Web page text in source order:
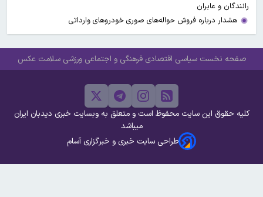
رانندگان و عابران
هشدار درباره فروش حواله‌های صوری خودروهای وارداتی
صفحه نخست سیاسی اقتصادی فرهنگی و اجتماعی ورزشی سلامت عکس
کلیه حقوق این سایت محفوظ است و متعلق به وبسایت خبری دیدبان ایران
میباشد
طراحی سایت خبری و خبرگزاری آسام